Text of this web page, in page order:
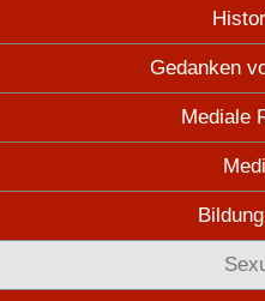
Gedanken
Mediale